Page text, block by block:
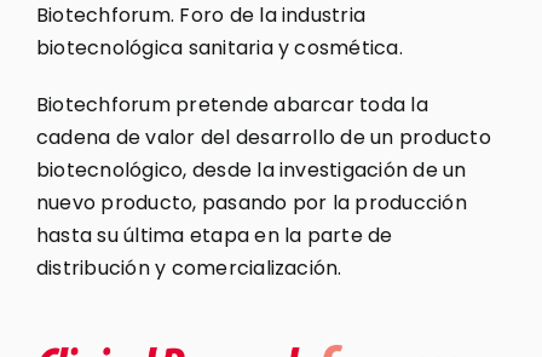
Biotechforum. Foro de la industria
biotecnológica sanitaria y cosmética.
Biotechforum pretende abarcar toda la
cadena de valor del desarrollo de un producto
biotecnológico, desde la investigación de un
nuevo producto, pasando por la producción
hasta su última etapa en la parte de
distribución y comercialización.